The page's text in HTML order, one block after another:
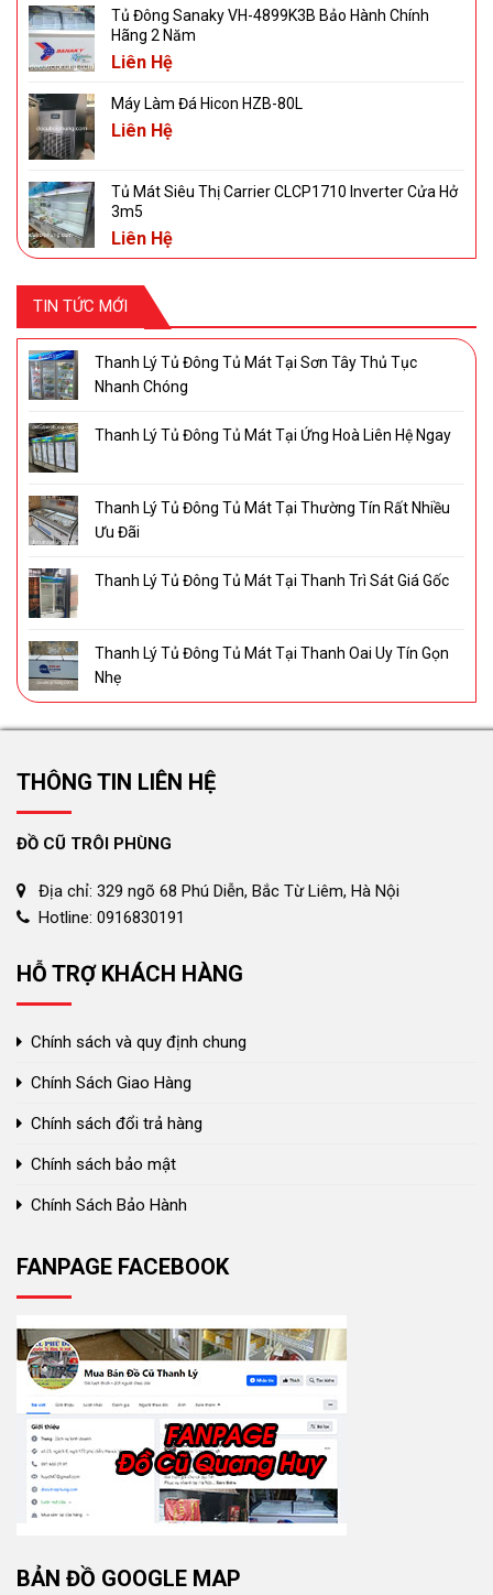
Tủ Đông Sanaky VH-4899K3B Bảo Hành Chính
Hãng 2 Năm
Liên Hệ
Máy Làm Đá Hicon HZB-80L
Liên Hệ
Tủ Mát Siêu Thị Carrier CLCP1710 Inverter Cửa Hở
3m5
Liên Hệ
TIN TỨC MỚI
Thanh Lý Tủ Đông Tủ Mát Tại Sơn Tây Thủ Tục
Nhanh Chóng
Thanh Lý Tủ Đông Tủ Mát Tại Ứng Hoà Liên Hệ Ngay
Thanh Lý Tủ Đông Tủ Mát Tại Thường Tín Rất Nhiều
Ưu Đãi
Thanh Lý Tủ Đông Tủ Mát Tại Thanh Trì Sát Giá Gốc
Thanh Lý Tủ Đông Tủ Mát Tại Thanh Oai Uy Tín Gọn
Nhẹ
THÔNG TIN LIÊN HỆ
ĐỒ CŨ TRÔI PHÙNG
Địa chỉ: 329 ngõ 68 Phú Diễn, Bắc Từ Liêm, Hà Nội
Hotline: 0916830191
HỖ TRỢ KHÁCH HÀNG
Chính sách và quy định chung
Chính Sách Giao Hàng
Chính sách đổi trả hàng
Chính sách bảo mật
Chính Sách Bảo Hành
FANPAGE FACEBOOK
BẢN ĐỒ GOOGLE MAP